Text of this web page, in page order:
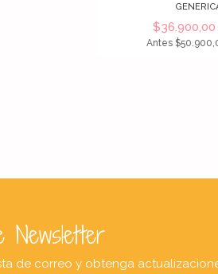
$36.900,00
Antes
Newsletter
de correo y obtenga